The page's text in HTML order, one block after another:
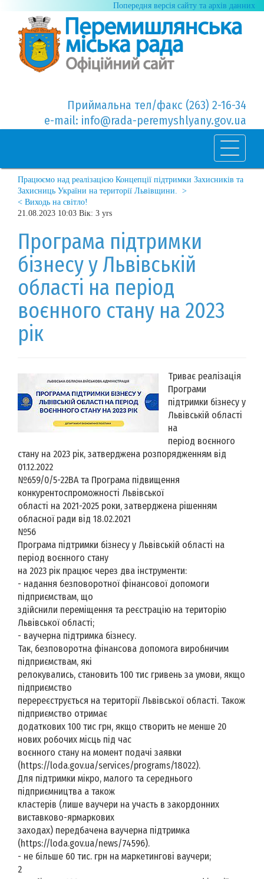
Попередня версія сайту та архів данних
Приймальна тел/факс (263) 2-16-34
e-mail: info@rada-peremyshlyany.gov.ua
Працюємо над реалізацією Концепції підтримки Захисників та
Захисниць України на території Львівщини. >
< Виходь на світло!
21.08.2023 10:03 Вік: 3 yrs
Програма підтримки
бізнесу у Львівській
області на період
воєнного стану на 2023
рік
Триває реалізація
Програми
підтримки бізнесу у
Львівській області
на
період воєнного
стану на 2023 рік, затверджена розпорядженням від
01.12.2022
№659/0/5-22ВА та Програма підвищення
конкурентоспроможності Львівської
області на 2021-2025 роки, затверджена рішенням
обласної ради від 18.02.2021
№56
Програма підтримки бізнесу у Львівській області на
період воєнного стану
на 2023 рік працює через два інструменти:
- надання безповоротної фінансової допомоги
підприємствам, що
здійснили переміщення та реєстрацію на територію
Львівської області;
- ваучерна підтримка бізнесу.
Так, безповоротна фінансова допомога виробничим
підприємствам, які
релокувались, становить 100 тис гривень за умови, якщо
підприємство
перереєструється на території Львівської області. Також
підприємство отримає
додаткових 100 тис грн, якщо створить не менше 20
нових робочих місць під час
воєнного стану на момент подачі заявки
(https://loda.gov.ua/services/programs/18022).
Для підтримки мікро, малого та середнього
підприємництва а також
кластерів (лише ваучери на участь в закордонних
виставково-ярмаркових
заходах) передбачена ваучерна підтримка
(https://loda.gov.ua/news/74596).
- не більше 60 тис. грн на маркетингові ваучери;
2